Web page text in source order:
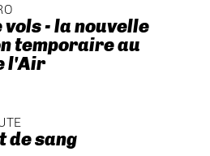
vols - la nouvelle
temporaire au
l'Air
de sang